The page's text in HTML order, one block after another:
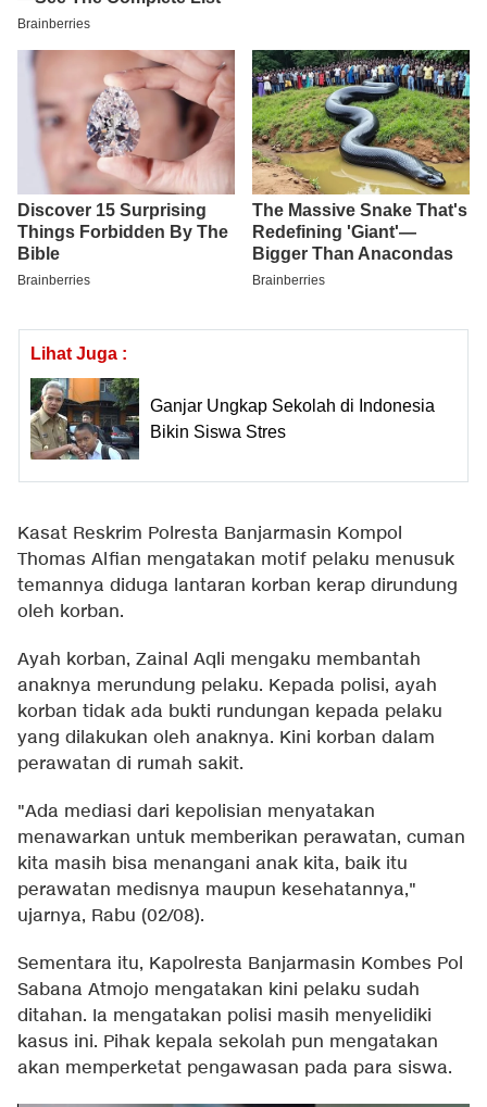
Lihat Juga :
Ganjar Ungkap Sekolah di Indonesia
Bikin Siswa Stres
Kasat Reskrim Polresta Banjarmasin Kompol
Thomas Alfian mengatakan motif pelaku menusuk
temannya diduga lantaran korban kerap dirundung
oleh korban.
Ayah korban, Zainal Aqli mengaku membantah
anaknya merundung pelaku. Kepada polisi, ayah
korban tidak ada bukti rundungan kepada pelaku
yang dilakukan oleh anaknya. Kini korban dalam
perawatan di rumah sakit.
"Ada mediasi dari kepolisian menyatakan
menawarkan untuk memberikan perawatan, cuman
kita masih bisa menangani anak kita, baik itu
perawatan medisnya maupun kesehatannya,"
ujarnya, Rabu (02/08).
Sementara itu, Kapolresta Banjarmasin Kombes Pol
Sabana Atmojo mengatakan kini pelaku sudah
ditahan. Ia mengatakan polisi masih menyelidiki
kasus ini. Pihak kepala sekolah pun mengatakan
akan memperketat pengawasan pada para siswa.